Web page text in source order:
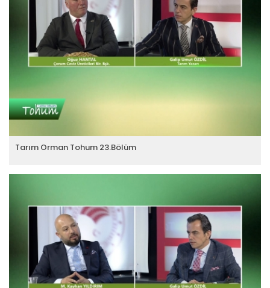
Tarım Orman Tohum 23.Bölüm